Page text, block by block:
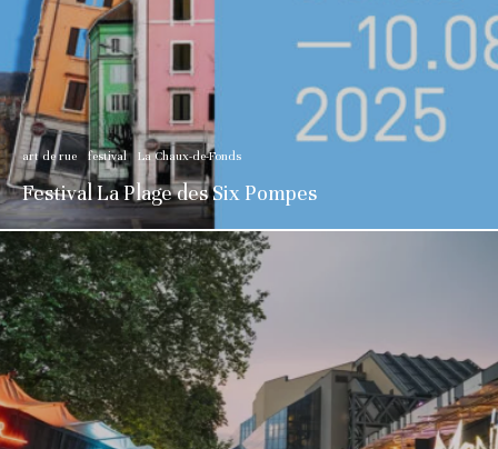
art de rue festival La Chaux-de-Fonds
Festival La Plage des Six Pompes